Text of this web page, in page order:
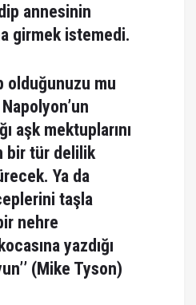
annesinin
girmek istemedi.
olduğunuzu mu
aşk mektuplarını
bir tür delilik
Ya da
taşla
nehre
yazdığı
(Mike Tyson)